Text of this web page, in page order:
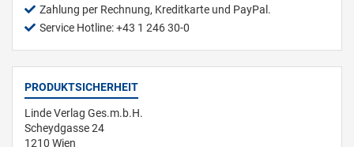
Zahlung per Rechnung, Kreditkarte und PayPal.
Service Hotline: +43 1 246 30-0
PRODUKTSICHERHEIT
Linde Verlag Ges.m.b.H.
Scheydgasse 24
1210 Wien